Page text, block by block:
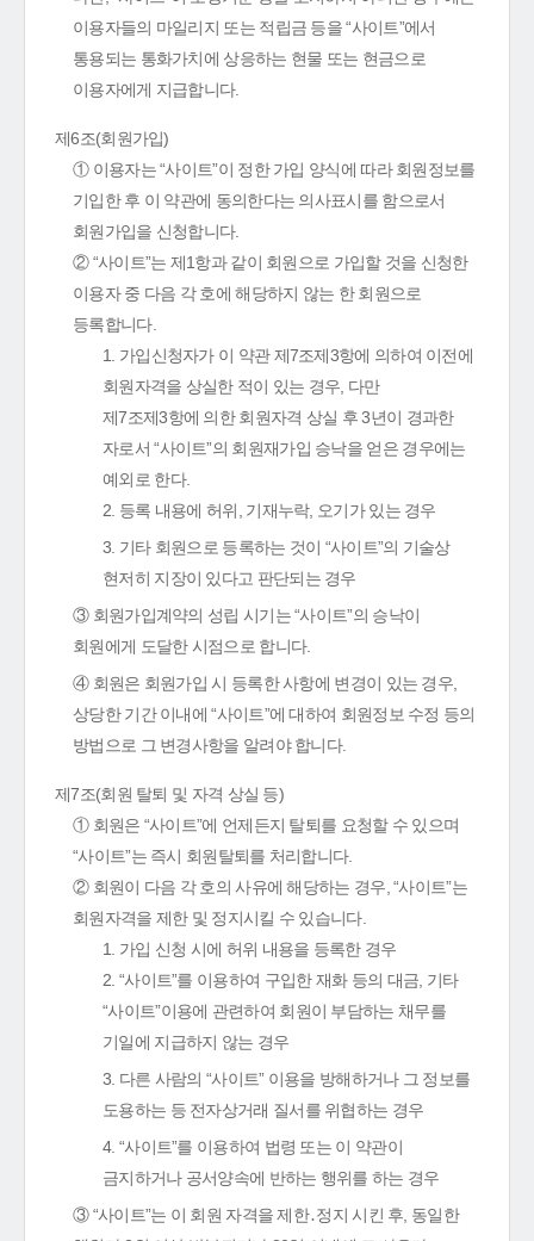
이용자들의 마일리지 또는 적립금 등을 “사이트”에서
통용되는 통화가치에 상응하는 현물 또는 현금으로
이용자에게 지급합니다.
제6조(회원가입)
① 이용자는 “사이트”이 정한 가입 양식에 따라 회원정보를
기입한 후 이 약관에 동의한다는 의사표시를 함으로서
회원가입을 신청합니다.
② “사이트”는 제1항과 같이 회원으로 가입할 것을 신청한
이용자 중 다음 각 호에 해당하지 않는 한 회원으로
등록합니다.
1. 가입신청자가 이 약관 제7조제3항에 의하여 이전에
회원자격을 상실한 적이 있는 경우, 다만
제7조제3항에 의한 회원자격 상실 후 3년이 경과한
자로서 “사이트”의 회원재가입 승낙을 얻은 경우에는
예외로 한다.
2. 등록 내용에 허위, 기재누락, 오기가 있는 경우
3. 기타 회원으로 등록하는 것이 “사이트”의 기술상
현저히 지장이 있다고 판단되는 경우
③ 회원가입계약의 성립 시기는 “사이트”의 승낙이
회원에게 도달한 시점으로 합니다.
④ 회원은 회원가입 시 등록한 사항에 변경이 있는 경우,
상당한 기간 이내에 “사이트”에 대하여 회원정보 수정 등의
방법으로 그 변경사항을 알려야 합니다.
제7조(회원 탈퇴 및 자격 상실 등)
① 회원은 “사이트”에 언제든지 탈퇴를 요청할 수 있으며
“사이트”는 즉시 회원탈퇴를 처리합니다.
② 회원이 다음 각 호의 사유에 해당하는 경우, “사이트”는
회원자격을 제한 및 정지시킬 수 있습니다.
1. 가입 신청 시에 허위 내용을 등록한 경우
2. “사이트”를 이용하여 구입한 재화 등의 대금, 기타
“사이트”이용에 관련하여 회원이 부담하는 채무를
기일에 지급하지 않는 경우
3. 다른 사람의 “사이트” 이용을 방해하거나 그 정보를
도용하는 등 전자상거래 질서를 위협하는 경우
4. “사이트”를 이용하여 법령 또는 이 약관이
금지하거나 공서양속에 반하는 행위를 하는 경우
③ “사이트”는 이 회원 자격을 제한․정지 시킨 후, 동일한